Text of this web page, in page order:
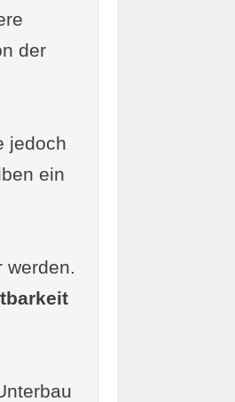
der
jedoch
ein
werden.